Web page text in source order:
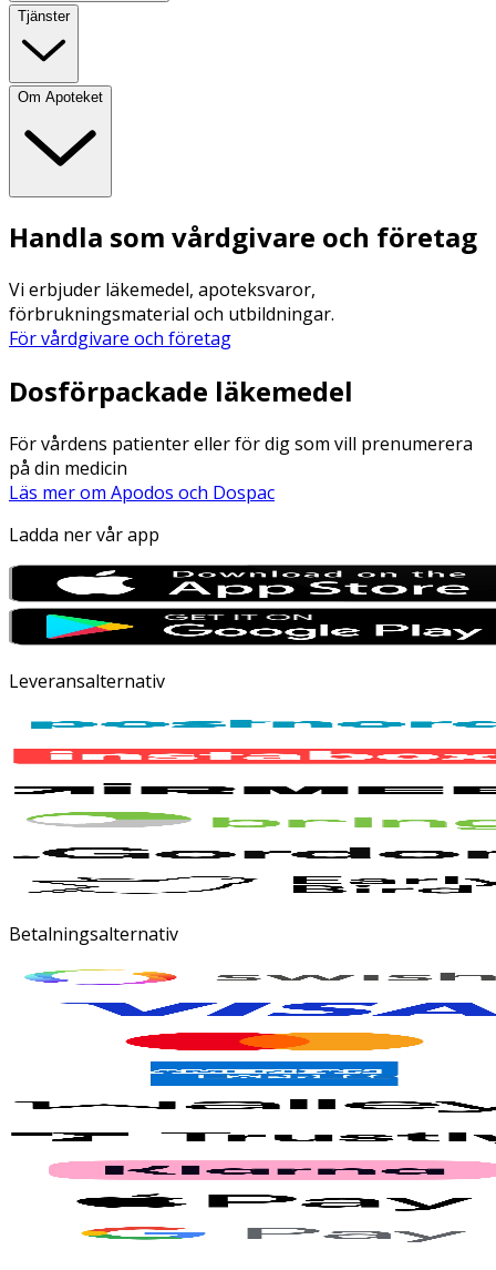
Tjänster
Om Apoteket
Handla som vårdgivare och företag
Vi erbjuder läkemedel, apoteksvaror,
förbrukningsmaterial och utbildningar.
För vårdgivare och företag
Dosförpackade läkemedel
För vårdens patienter eller för dig som vill prenumerera
på din medicin
Läs mer om Apodos och Dospac
Ladda ner vår app
Leveransalternativ
Betalningsalternativ